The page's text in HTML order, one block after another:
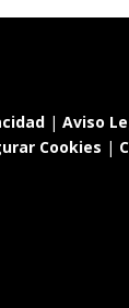
| Aviso
Cookies |